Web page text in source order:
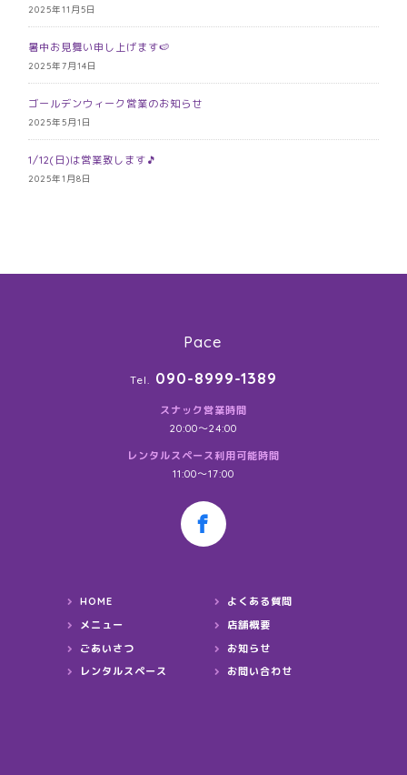
2025年11月5日
暑中お見舞い申し上げます🍉
2025年7月14日
ゴールデンウィーク営業のお知らせ
2025年5月1日
1/12(日)は営業致します🎵
2025年1月8日
Pace
Tel. 090-8999-1389
スナック営業時間
20:00〜24:00
レンタルスペース利用可能時間
11:00～17:00
HOME
メニュー
ごあいさつ
レンタルスペース
よくある質問
店舗概要
お知らせ
お問い合わせ